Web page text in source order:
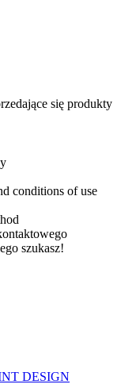
się produkty
conditions of use
szukasz!
DESIGN